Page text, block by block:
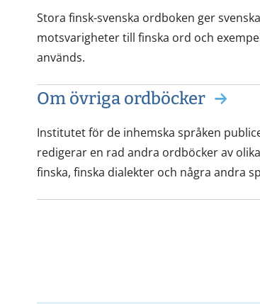
Stora finsk-svenska ordboken ger svenska
motsvarigheter till finska ord och
används.
Om övriga ordböcker
Institutet för de inhemska språken
redigerar en rad andra ordböcker av
finska, finska dialekter och några andra